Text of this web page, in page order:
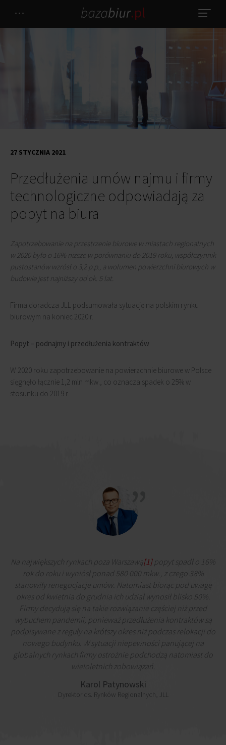
Przedłużenia umów najmu i firmy
technologiczne odpowiadają za
popyt na biura
27 STYCZNIA 2021
Zapotrzebowanie na przestrzenie biurowe w miastach regionalnych
w 2020 było o 16% niższe w porównaniu do 2019 roku, współczynnik
pustostanów wzrósł o 3,2 p.p., a wolumen powierzchni biurowych w
budowie jest najniższy od ok. 5 lat.
Firma doradcza JLL podsumowała sytuację na polskim rynku
biurowym na koniec 2020 r.
Popyt – podnajmy i przedłużenia kontraktów
W 2020 roku zapotrzebowanie na powierzchnie biurowe w Polsce
sięgnęło łącznie 1,2 mln mkw., co oznacza spadek o 25% w
stosunku do 2019 r.
Na największych rynkach poza Warszawą[1]popyt spadł o 16%
rok do roku i wyniósł ponad 580 000 mkw., z czego 38%
stanowiły renegocjacje umów. Natomiast biorąc pod uwagę
okres od kwietnia do grudnia ich udział wynosił blisko 50%.
Firmy decydują się na takie rozwiązanie częściej niż przed
wybuchem pandemii, ponieważ przedłużenia kontraktów są
podpisywane z reguły na krótszy okres niż podczas relokacji do
nowego budynku. W sytuacji niepewności panującej na
globalnych rynkach firmy ostrożnie podchodzą natomiast do
wieloletnich zobowiązań.
Karol Patynowski
Dyrektor ds. Rynków Regionalnych, JLL